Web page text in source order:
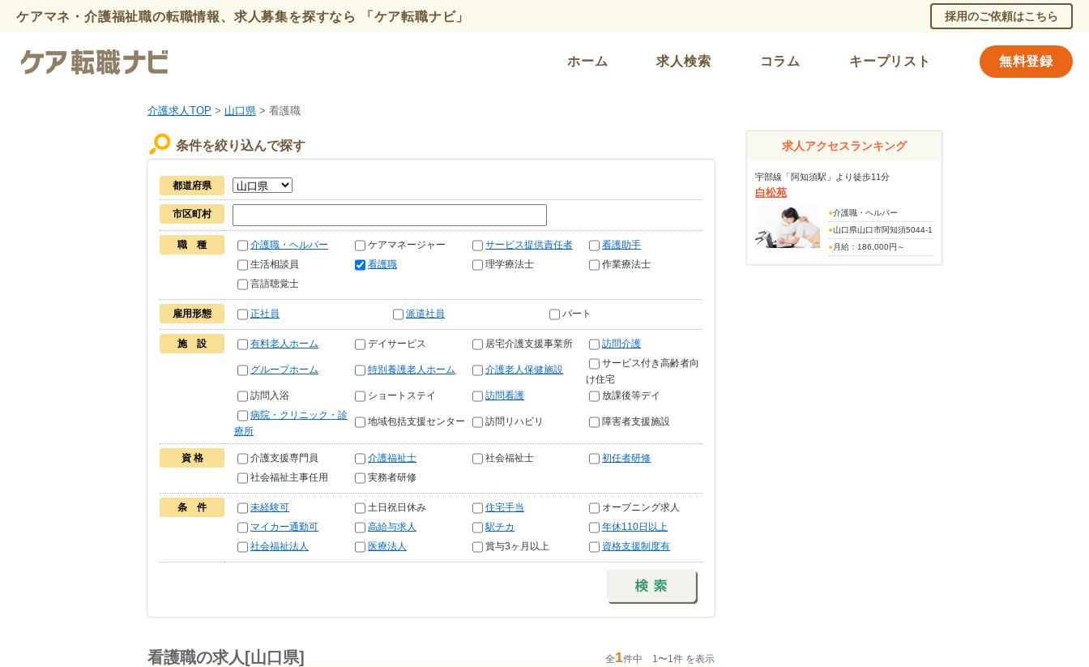
ケアマネ・介護福祉職の転職情報、求人募集を探すなら 「ケア転職ナビ」 採用のご依頼はこちら
ホーム 求人検索 コラム キープリスト 無料登録
介護求人TOP > 山口県 > 看護職
条件を絞り込んで探す
都道府県
市区町村
職 種 介護職・ヘルパー ケアマネージャー サービス提供責任者
看護助手
生活相談員
看護職 理学療法士
作業療法士
言語聴覚士
雇用形態 正社員 派遣社員 パート
施 設 有料老人ホーム デイサービス 居宅介護支援事業所 訪問介護
グループホーム 特別養護老人ホーム 介護老人保健施設
サービス付き高齢者向
け住宅
訪問入浴
ショートステイ 訪問看護
放課後等デイ
病院・クリニック・診
療所
地域包括支援センター 訪問リハビリ 障害者支援施設
資 格 介護支援専門員 介護福祉士 社会福祉士
初任者研修
社会福祉主事任用
実務者研修
条 件 未経験可 土日祝日休み 住宅手当
オープニング求人
マイカー通勤可
高給与求人 駅チカ
年休110日以上
社会福祉法人
医療法人 賞与3ヶ月以上 資格支援制度有
看護職の求人[山口県] 全1件中 1〜1件 を表示
求人アクセスランキング
宇部線「阿知須駅」より徒歩11分
白松苑
●介護職・ヘルパー
●山口県山口市阿知須5044-1
● 月給：186,000円～
229,000円